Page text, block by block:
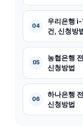
04
우리은행
건, 신청방
05
농협은행
신청방법
06
하나은행
신청방법